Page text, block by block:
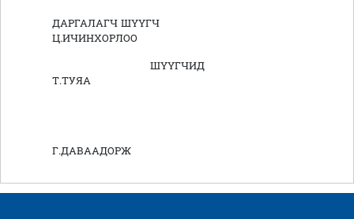
ДАРГАЛАГЧ ШҮҮГЧ
Ц.ИЧИНХОРЛОО
ШҮҮГЧИД
Т.ТУЯА
Г.ДАВААДОРЖ